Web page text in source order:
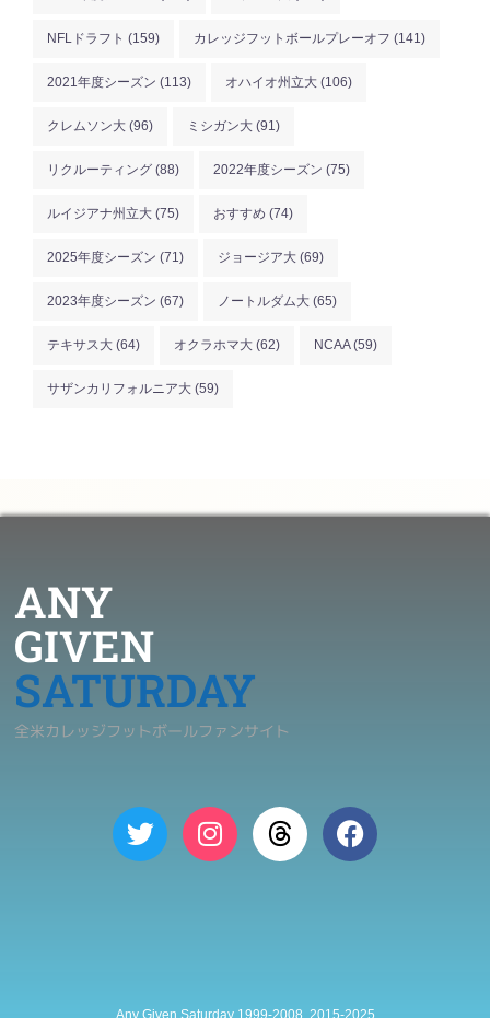
NFLドラフト (159) カレッジフットボールプレーオフ (141)
2021年度シーズン (113) オハイオ州立大 (106)
クレムソン大 (96) ミシガン大 (91)
リクルーティング (88) 2022年度シーズン (75)
ルイジアナ州立大 (75) おすすめ (74)
2025年度シーズン (71) ジョージア大 (69)
2023年度シーズン (67) ノートルダム大 (65)
テキサス大 (64) オクラホマ大 (62) NCAA(59)
サザンカリフォルニア大 (59)
ANY
GIVEN
SATURDAY
全米カレッジフットボールファンサイト
Any Given Saturday 1999-2008, 2015-2025